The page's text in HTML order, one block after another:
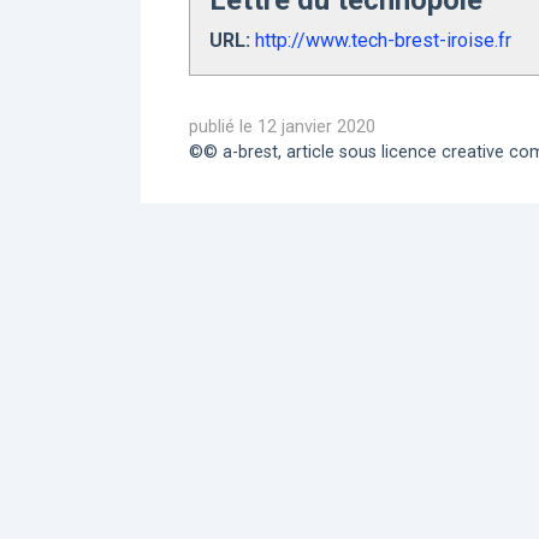
URL: http://www.tech-brest-iroise.fr
publié le 12 janvier 2020
©© a-brest, article sous licence creative